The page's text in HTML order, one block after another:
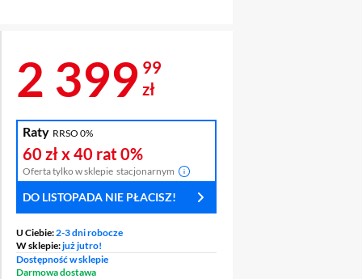
OCHRONA
WYŚWIETLACZA
Cena 2 399,99
2 399 99
zł
Raty RRSO 0%
60 złx 40 rat0%
Oferta tylko w sklepie stacjonarnym
DO LISTOPADA NIE PŁACISZ!
U Ciebie:2-3 dni robocze
W sklepie:już jutro!
Dostępność w sklepie
Darmowa dostawa